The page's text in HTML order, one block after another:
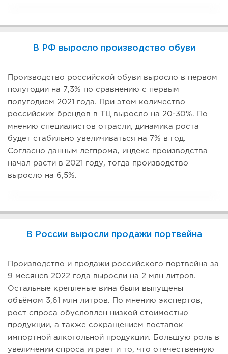
В РФ выросло производство обуви
Производство российской обуви выросло в первом
полугодии на 7,3% по сравнению с первым
полугодием 2021 года. При этом количество
российских брендов в ТЦ выросло на 20-30%. По
мнению специалистов отрасли, динамика роста
будет стабильно увеличиваться на 7% в год.
Согласно данным легпрома, индекс производства
начал расти в 2021 году, тогда производство
выросло на 6,5%.
В России выросли продажи портвейна
Производство и продажи российского портвейна за
9 месяцев 2022 года выросли на 2 млн литров.
Остальные крепленые вина были выпущены
объёмом 3,61 млн литров. По мнению экспертов,
рост спроса обусловлен низкой стоимостью
продукции, а также сокращением поставок
импортной алкогольной продукции. Большую роль в
увеличении спроса играет и то, что отечественную